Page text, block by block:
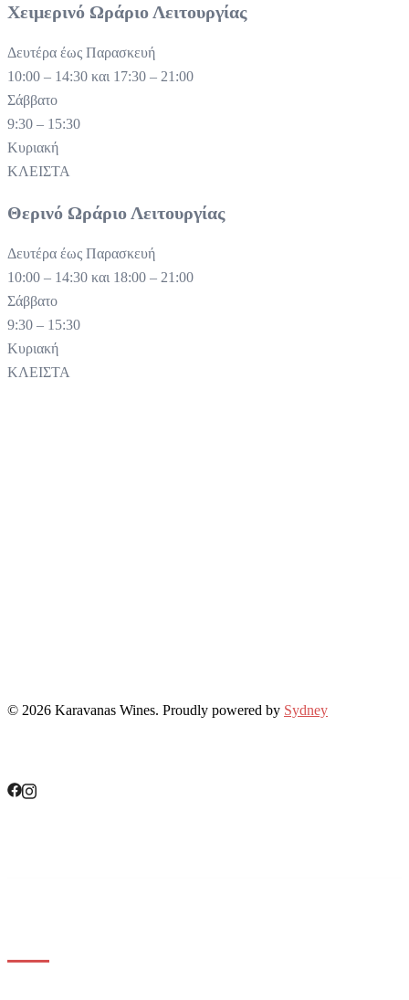
Χειμερινό Ωράριο Λειτουργίας
Δευτέρα έως Παρασκευή
10:00 – 14:30 και 17:30 – 21:00
Σάββατο
9:30 – 15:30
Κυριακή
ΚΛΕΙΣΤΑ
Θερινό Ωράριο Λειτουργίας
Δευτέρα έως Παρασκευή
10:00 – 14:30 και 18:00 – 21:00
Σάββατο
9:30 – 15:30
Κυριακή
ΚΛΕΙΣΤΑ
© 2026 Karavanas Wines. Proudly powered by Sydney